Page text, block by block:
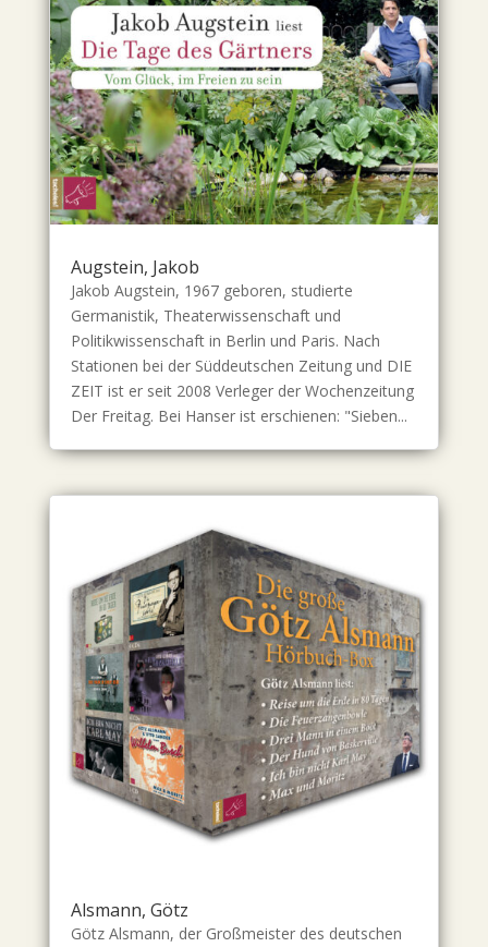
Augstein, Jakob
Jakob Augstein, 1967 geboren, studierte
Germanistik, Theaterwissenschaft und
Politikwissenschaft in Berlin und Paris. Nach
Stationen bei der Süddeutschen Zeitung und DIE
ZEIT ist er seit 2008 Verleger der Wochenzeitung
Der Freitag. Bei Hanser ist erschienen: "Sieben...
Alsmann, Götz
Götz Alsmann, der Großmeister des deutschen